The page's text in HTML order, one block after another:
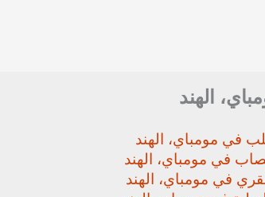
الهند
في مومباي، الهند
في مومباي، الهند
في مومباي، الهند